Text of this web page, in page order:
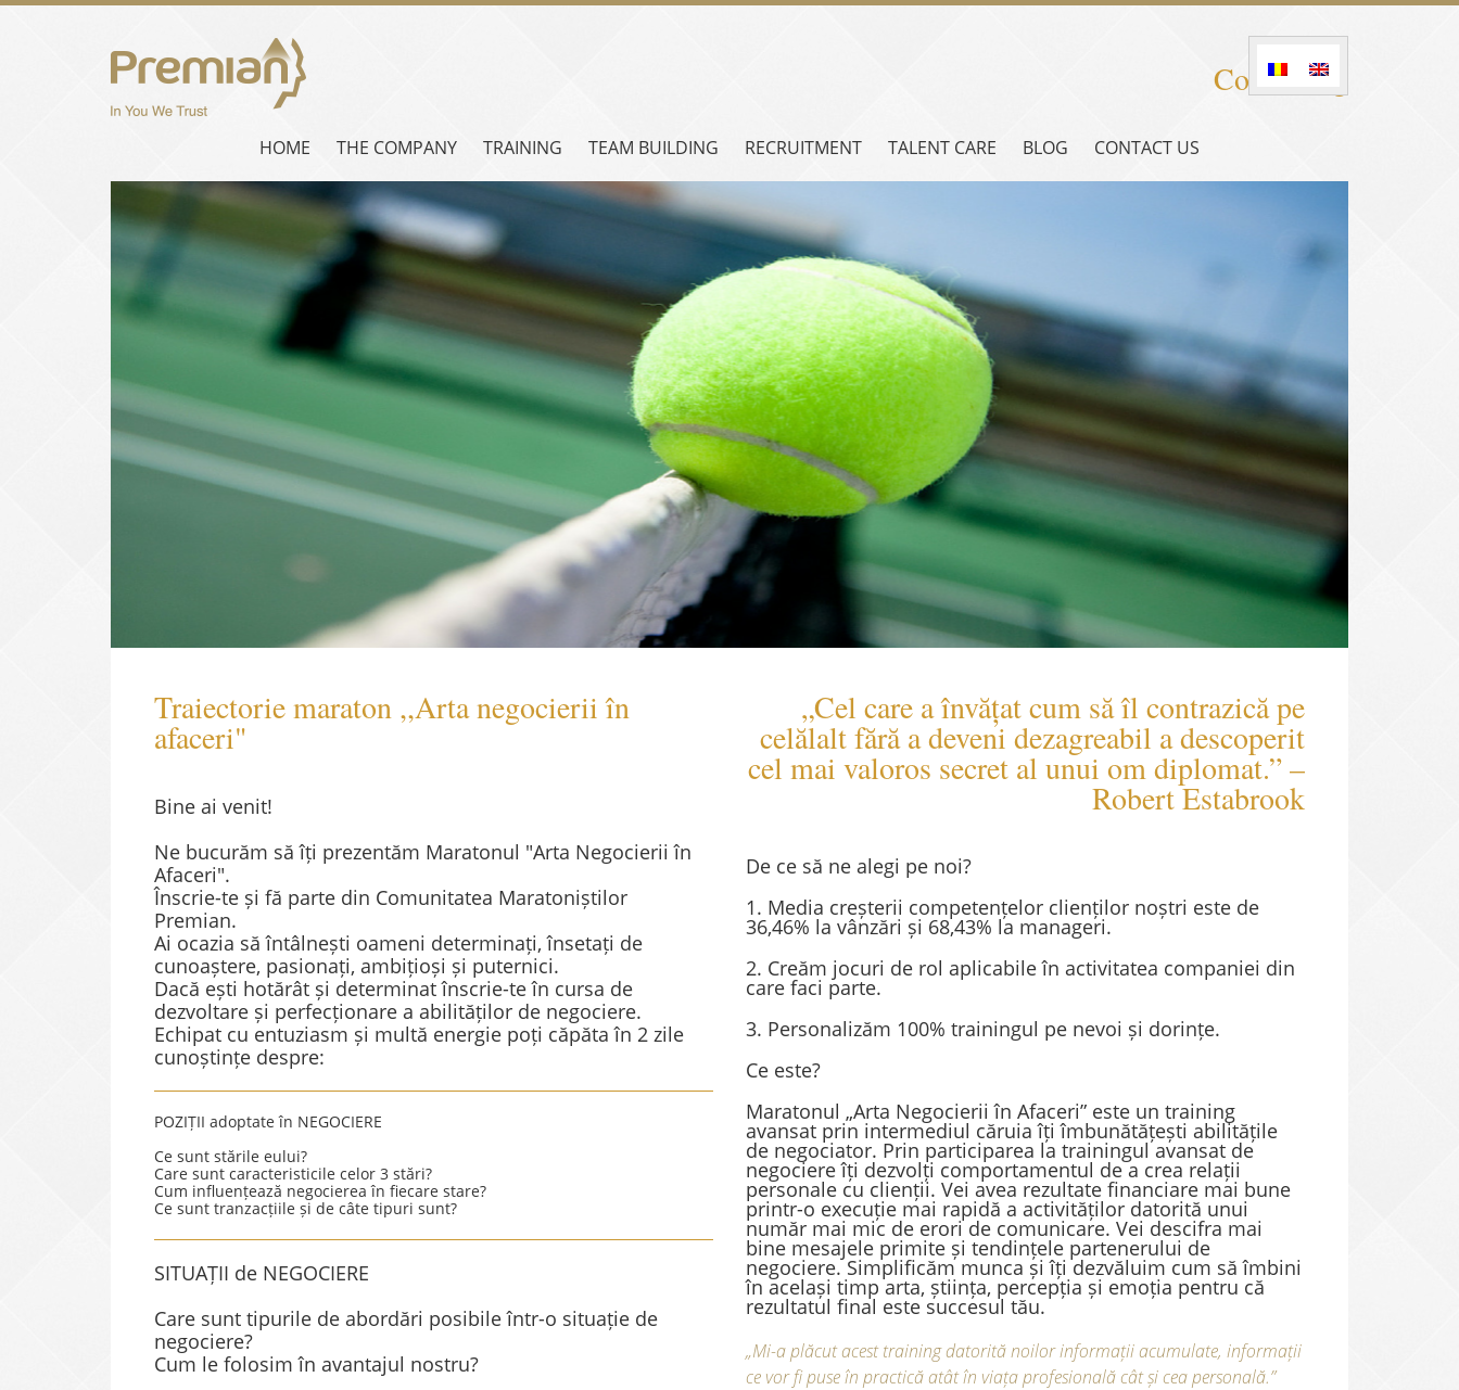
Consulting
HOME THE COMPANY TRAINING TEAM BUILDING RECRUITMENT TALENT CARE BLOG CONTACT US
Traiectorie maraton ,,Arta negocierii în
afaceri"
Bine ai venit!
Ne bucurăm să îți prezentăm Maratonul "Arta Negocierii în
Afaceri".
Înscrie-te și fă parte din Comunitatea Maratoniștilor
Premian.
Ai ocazia să întâlnești oameni determinați, însetați de
cunoaștere, pasionați, ambițioși și puternici.
Dacă ești hotărât și determinat înscrie-te în cursa de
dezvoltare și perfecționare a abilităților de negociere.
Echipat cu entuziasm și multă energie poți căpăta în 2 zile
cunoștințe despre:
POZIȚII adoptate în NEGOCIERE
Ce sunt stările eului?
Care sunt caracteristicile celor 3 stări?
Cum influențează negocierea în fiecare stare?
Ce sunt tranzacțiile și de câte tipuri sunt?
SITUAȚII de NEGOCIERE
Care sunt tipurile de abordări posibile într-o situație de
negociere?
Cum le folosim în avantajul nostru?
„Cel care a învățat cum să îl contrazică pe
celălalt fără a deveni dezagreabil a descoperit
cel mai valoros secret al unui om diplomat.” –
Robert Estabrook
De ce să ne alegi pe noi?
1. Media creșterii competențelor clienților noștri este de
36,46% la vânzări și 68,43% la manageri.
2. Creăm jocuri de rol aplicabile în activitatea companiei din
care faci parte.
3. Personalizăm 100% trainingul pe nevoi și dorințe.
Ce este?
Maratonul „Arta Negocierii în Afaceri” este un training
avansat prin intermediul căruia îți îmbunătățești abilitățile
de negociator. Prin participarea la trainingul avansat de
negociere îți dezvolți comportamentul de a crea relații
personale cu clienții. Vei avea rezultate financiare mai bune
printr-o execuție mai rapidă a activităților datorită unui
număr mai mic de erori de comunicare. Vei descifra mai
bine mesajele primite și tendințele partenerului de
negociere. Simplificăm munca și îți dezvăluim cum să îmbini
în același timp arta, știința, percepția și emoția pentru că
rezultatul final este succesul tău.
„Mi-a plăcut acest training datorită noilor informații acumulate, informații
ce vor fi puse în practică atât în viața profesională cât și cea personală.”